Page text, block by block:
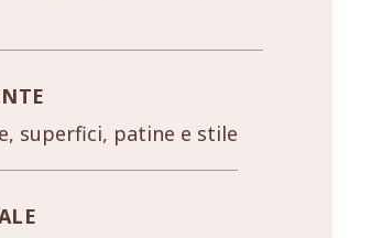
superfici, patine e stile